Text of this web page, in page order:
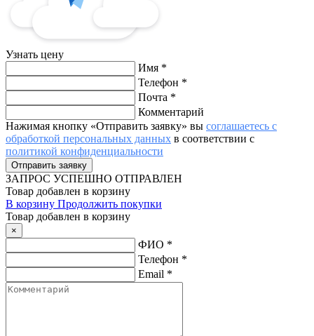
Узнать цену
Имя *
Телефон *
Почта *
Комментарий
Нажимая кнопку «Отправить заявку» вы соглашаетесь с
обработкой персональных данных в соответствии с
политикой конфиденциальности
ЗАПРОС УСПЕШНО ОТПРАВЛЕН
Товар добавлен в корзину
В корзину Продолжить покупки
Товар добавлен в корзину
×
ФИО *
Телефон *
Email *